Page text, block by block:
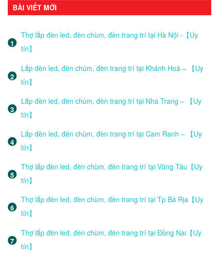
BÀI VIẾT MỚI
Thợ lắp đèn led, đèn chùm, đèn trang trí tại Hà Nội -【Uy
tín】
Lắp đèn led, đèn chùm, đèn trang trí tại Khánh Hoà – 【Uy
tín】
Lắp đèn led, đèn chùm, đèn trang trí tại Nha Trang – 【Uy
tín】
Lắp đèn led, đèn chùm, đèn trang trí tại Cam Ranh – 【Uy
tín】
Thợ lắp đèn led, đèn chùm, đèn trang trí tại Vũng Tàu【Uy
tín】
Thợ lắp đèn led, đèn chùm, đèn trang trí tại Tp Bà Rịa【Uy
tín】
Thợ lắp đèn led, đèn chùm, đèn trang trí tại Đồng Nai【Uy
tín】